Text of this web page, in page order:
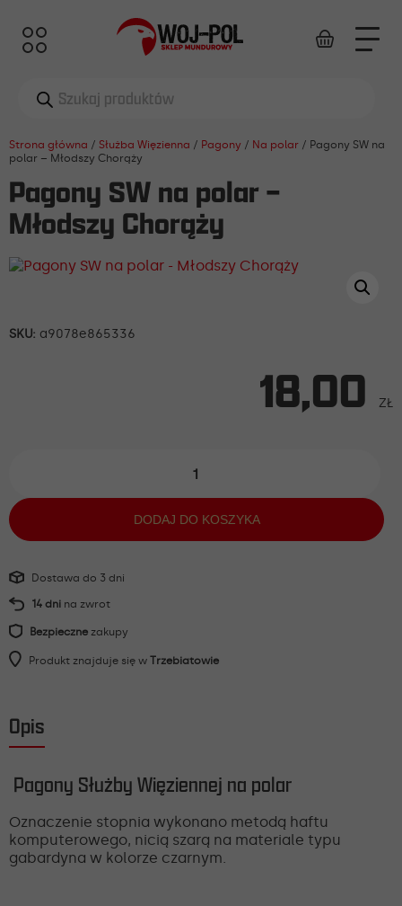
produktów
Strona główna / Służba Więzienna / Pagony / Na polar / Pagony SW na
polar – Młodszy Chorąży
Pagony SW na polar –
Młodszy Chorąży
SKU: a9078e865336
18,00 ZŁ
na
polar
Chorąży
DODAJ DO KOSZYKA
Dostawa do 3 dni
14 dnina zwrot
Bezpiecznezakupy
Produkt znajduje się wTrzebiatowie
Opis
Pagony Służby Więziennej na polar
Oznaczenie stopnia wykonano metodą haftu
komputerowego, nicią szarą na materiale typu
gabardyna w kolorze czarnym.